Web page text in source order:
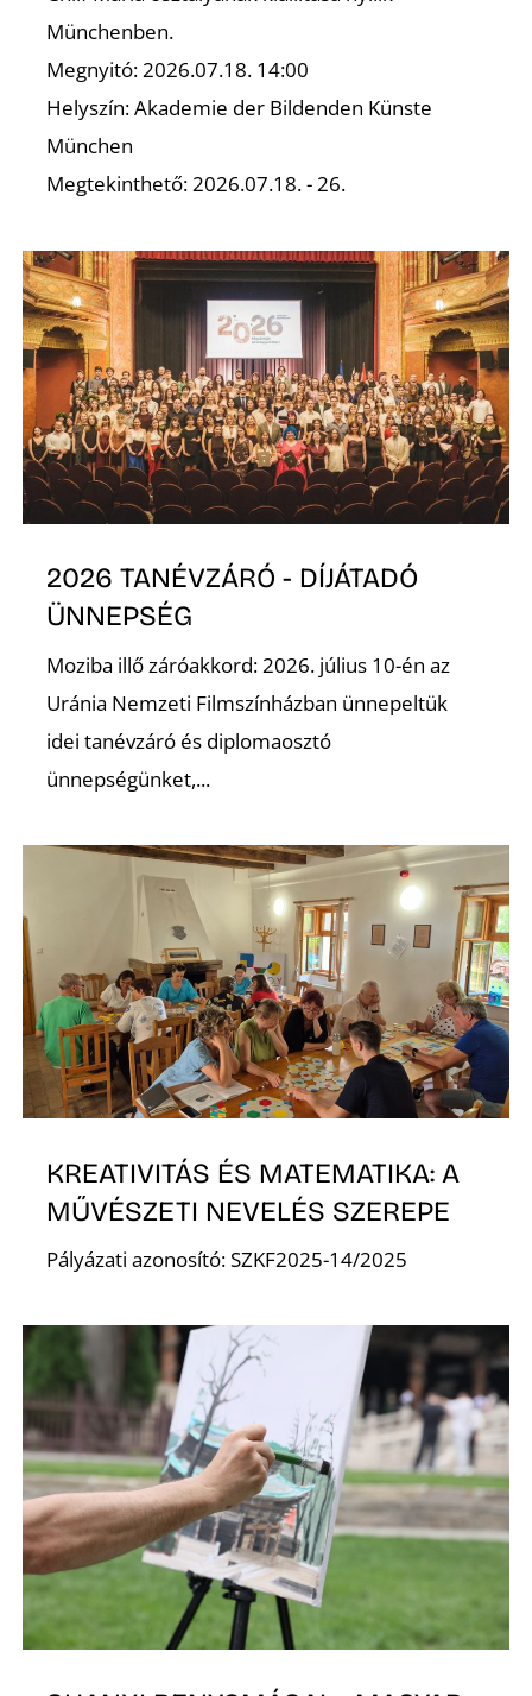
Münchenben.
Megnyitó: 2026.07.18. 14:00
Helyszín: Akademie der Bildenden Künste
München
Megtekinthető: 2026.07.18. - 26.
2026 TANÉVZÁRÓ - DÍJÁTADÓ
ÜNNEPSÉG
Moziba illő záróakkord: 2026. július 10-én az
Uránia Nemzeti Filmszínházban ünnepeltük
idei tanévzáró és diplomaosztó
ünnepségünket,...
KREATIVITÁS ÉS MATEMATIKA: A
MŰVÉSZETI NEVELÉS SZEREPE
Pályázati azonosító: SZKF2025-14/2025